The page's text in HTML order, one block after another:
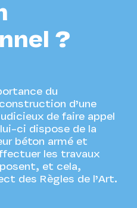
?
du
d’une
de faire appel
ci dispose de la
béton armé et
les travaux
et cela,
des Règles de l’Art.